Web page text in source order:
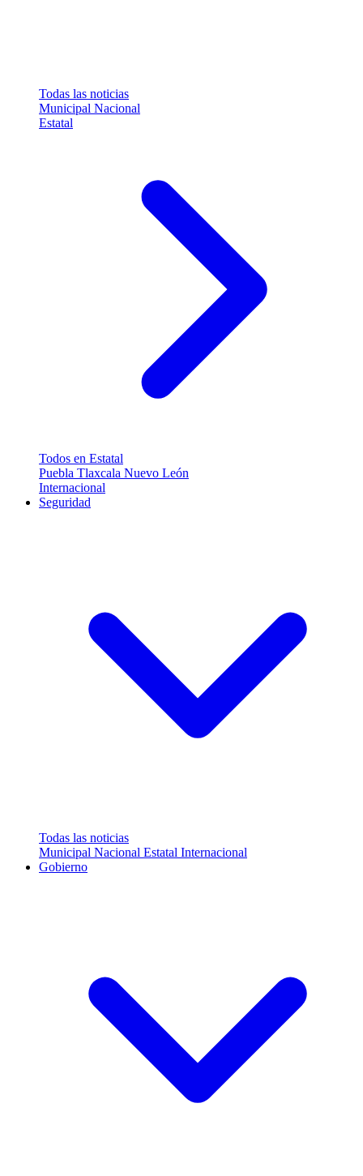
Todas las noticias
Municipal Nacional
Estatal
Todos en Estatal
Puebla Tlaxcala Nuevo León
Internacional
Seguridad
Todas las noticias
Municipal Nacional Estatal Internacional
Gobierno